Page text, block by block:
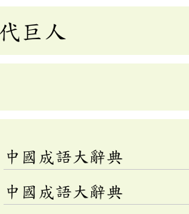
巨人
中國成語大辭典
中國成語大辭典